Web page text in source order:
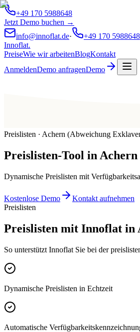
+49 170 5988648
Jetzt Demo buchen →
info@innoflat.de·
+49 170 5988648
Innoflat.
PreiseWie wir arbeitenBlogKontakt
AnmeldenDemo anfragenDemo
Preislisten · Achern (Abweichung
Preislisten-Tool in
Dynamische Preislisten mit
Kostenlose Demo
Kontakt aufnehmen
Preislisten
Preislisten mit Innoflat in
So unterstützt Innoflat Sie bei der
Dynamische Preislisten in Echtzeit
Automatische